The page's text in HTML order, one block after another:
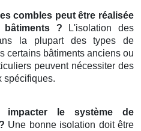
combles peut être réalisée
? L'isolation des
la plupart des types de
certains bâtiments anciens ou
peuvent nécessiter des
spécifiques.
impacter le système de
Une bonne isolation doit être